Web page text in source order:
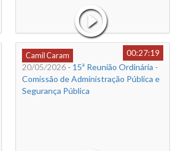
Camil Caram
00:27:19
20/05/2026- 15ª Reunião Ordinária -
Comissão de Administração Pública e
Segurança Pública